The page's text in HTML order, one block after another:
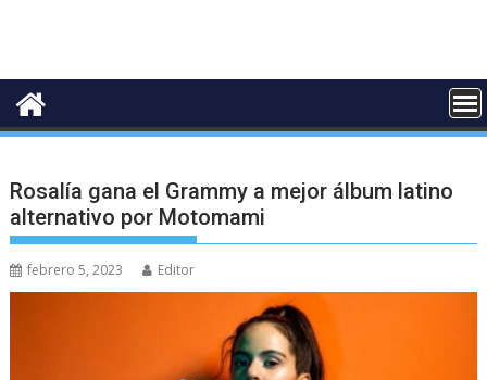
Rosalía gana el Grammy a mejor álbum latino
alternativo por Motomami
febrero 5, 2023 Editor